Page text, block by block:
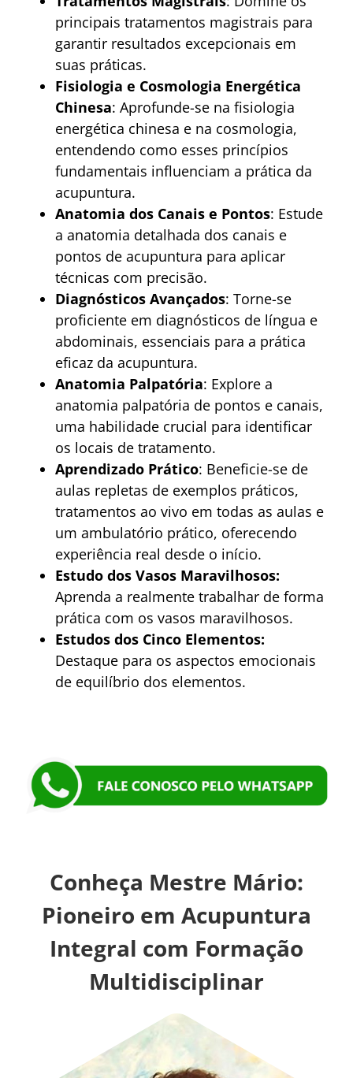
principais tratamentos magistrais para
garantir resultados excepcionais em
suas práticas.
Fisiologia e Cosmologia Energética
Chinesa: Aprofunde-se na fisiologia
energética chinesa e na cosmologia,
entendendo como esses princípios
fundamentais influenciam a prática da
acupuntura.
Anatomia dos Canais e Pontos: Estude
a anatomia detalhada dos canais e
pontos de acupuntura para aplicar
técnicas com precisão.
Diagnósticos Avançados: Torne-se
proficiente em diagnósticos de língua e
abdominais, essenciais para a prática
eficaz da acupuntura.
Anatomia Palpatória: Explore a
anatomia palpatória de pontos e canais,
uma habilidade crucial para identificar
os locais de tratamento.
Aprendizado Prático: Beneficie-se de
aulas repletas de exemplos práticos,
tratamentos ao vivo em todas as aulas e
um ambulatório prático, oferecendo
experiência real desde o início.
Estudo dos Vasos Maravilhosos:
Aprenda a realmente trabalhar de forma
prática com os vasos maravilhosos.
Estudos dos Cinco Elementos:
Destaque para os aspectos emocionais
de equilíbrio dos elementos.
Conheça Mestre Mário:
Pioneiro em Acupuntura
Integral com Formação
Multidisciplinar